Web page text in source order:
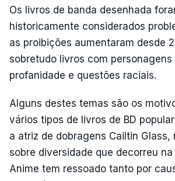
Os livros de banda desenhada
historicamente considerados
as proibições aumentaram desde
sobretudo livros com personagens
profanidade e questões raciais.
Alguns destes temas são os
vários tipos de livros de BD
a atriz de dobragens Cailtin Glass,
sobre diversidade que decorreu
Anime tem ressoado tanto por